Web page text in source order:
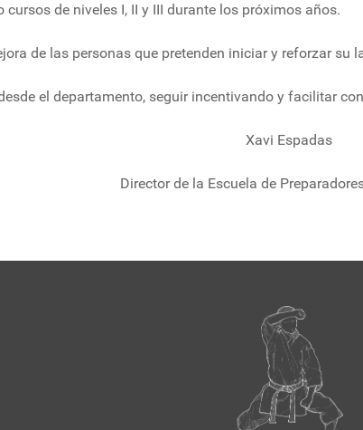
de niveles I, II y III durante los próximos años.
de las personas que pretenden iniciar y reforzar su
el departamento, seguir incentivando y facilitar
Xavi Espadas
Director de la Escuela de